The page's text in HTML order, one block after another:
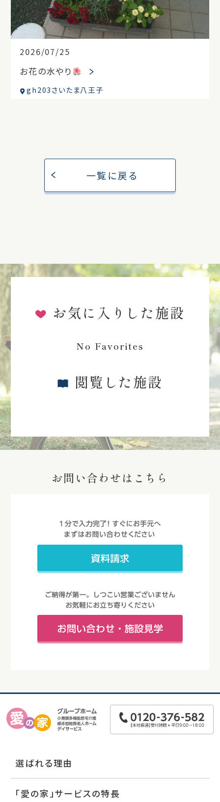
2026/07/25
お花の水やり
gh203さいたま八王子
一覧に戻る
お気に入りした施設
No Favorites
閲覧した施設
お問い合わせはこちら
選ばれる理由
「愛の家」サービスの特長